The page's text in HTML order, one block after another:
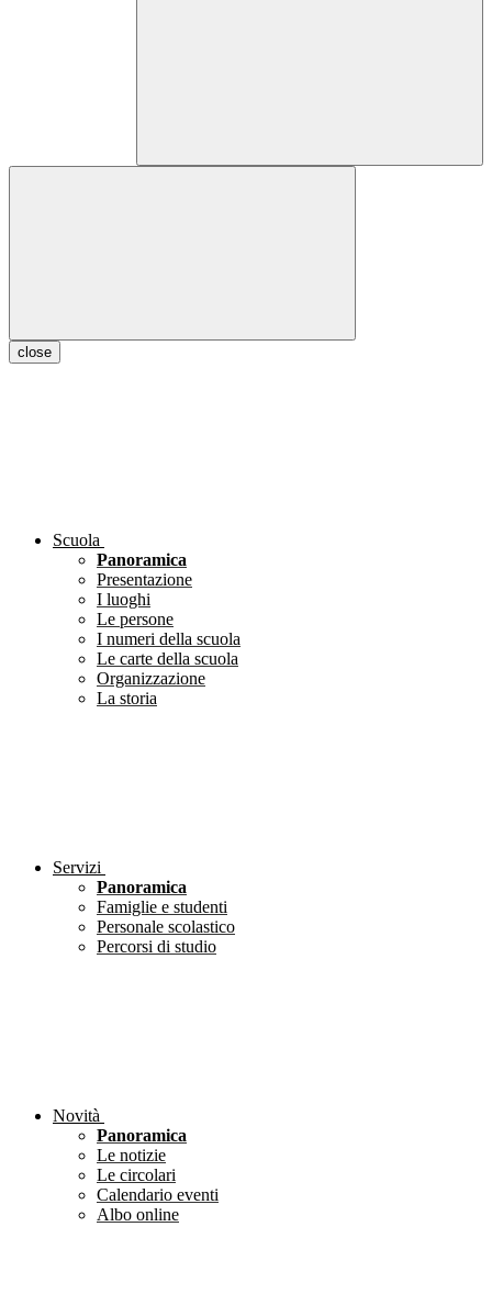
close
Scuola
Panoramica
Presentazione
I luoghi
Le persone
I numeri della scuola
Le carte della scuola
Organizzazione
La storia
Servizi
Panoramica
Famiglie e studenti
Personale scolastico
Percorsi di studio
Novità
Panoramica
Le notizie
Le circolari
Calendario eventi
Albo online